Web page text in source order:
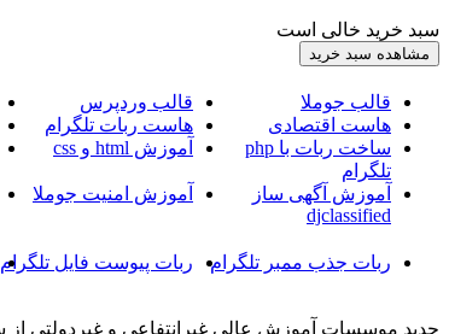
سبد خرید خالی است
قالب جوملا قالب وردپرس
هاست اقتصادی
هاست ربات تلگرام
ساخت ربات با php
تلگرام
آموزش html و css
آموزش آگهی ساز
djclassified
آموزش امنیت جوملا
ربات جذب ممبر تلگرام
ربات پیوست فایل تلگرام